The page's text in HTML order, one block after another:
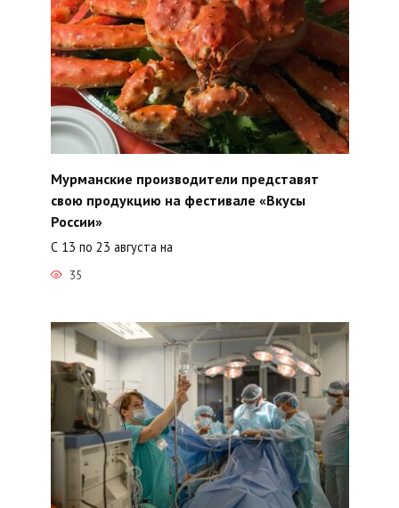
Мурманские производители представят
свою продукцию на фестивале «Вкусы
России»
С 13 по 23 августа на
35